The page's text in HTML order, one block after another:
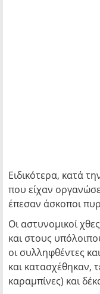
Ειδικότερα, κατά
που είχαν
έπεσαν άσκοποι
Οι αστυνομικοί
και στους
οι συλληφθέντες
και κατασχέθηκαν,
καραμπίνες) και